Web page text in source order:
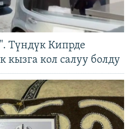
Түндүк Кипрде
кызга кол салуу болду